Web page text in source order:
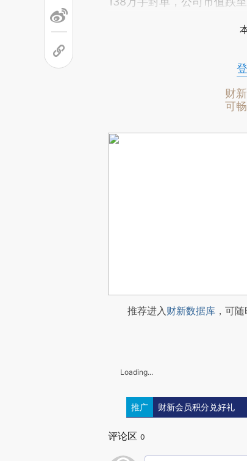
财
可
推荐进入财新数据库 ，可
Loading...
推广 财新会员积分兑好礼
评论区 0